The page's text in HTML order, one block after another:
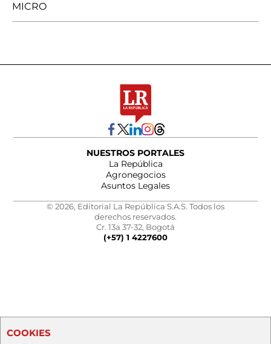
MICRO
NUESTROS PORTALES
La República
Agronegocios
Asuntos Legales
© 2026, Editorial La República S.A.S. Todos los
derechos reservados.
Cr. 13a 37-32, Bogotá
(+57) 1 4227600
COOKIES